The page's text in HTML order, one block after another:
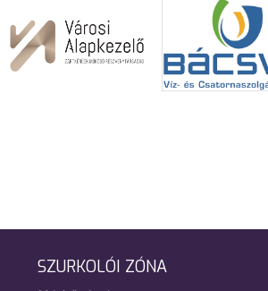
SZURKOLÓI ZÓNA